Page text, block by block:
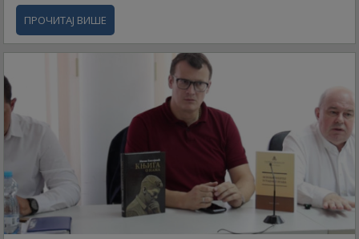
ПРОЧИТАЈ ВИШЕ